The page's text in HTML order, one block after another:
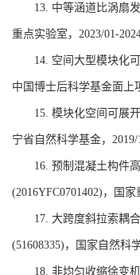
13. 中等涵道比涡扇
重点实验室， 2023/01-
14. 空间大型模块化
中国博士后科学基金面上
15. 模块化空间可展
宁省自然科学基金，
16. 预制混凝土构件
(2016YFC0701402) ，国家
17. 大跨度斜拉索耦
(51608335) ，国家自然科
18. 非均匀收缩徐变